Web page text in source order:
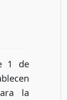
1 de
la